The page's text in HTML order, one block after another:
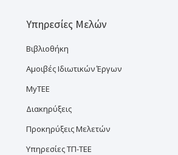
Υπηρεσίες Μελών
Βιβλιοθήκη
Αμοιβές Ιδιωτικών Έργων
MyTEE
Διακηρύξεις
Προκηρύξεις Μελετών
Υπηρεσίες ΤΠ-ΤΕΕ